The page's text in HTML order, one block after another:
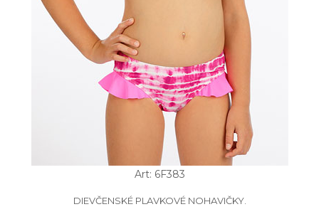
Art: 6F383
DIEVČENSKÉ PLAVKOVÉ NOHAVIČKY.